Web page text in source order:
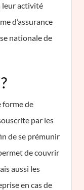
leur activité
d’assurance
nationale de
forme de
par les
de se prémunir
de couvrir
aussi les
en cas de